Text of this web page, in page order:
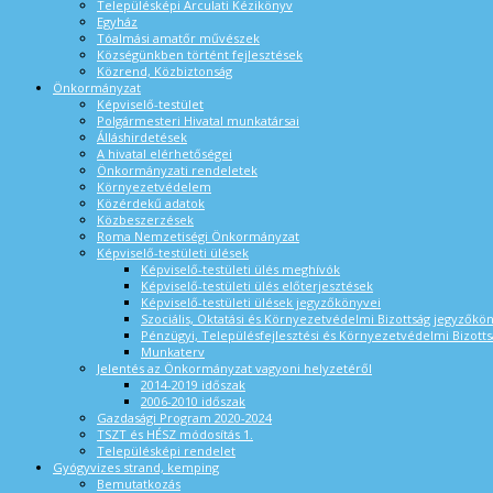
Településképi Arculati Kézikönyv
Egyház
Tóalmási amatőr művészek
Községünkben történt fejlesztések
Közrend, Közbiztonság
Önkormányzat
Képviselő-testület
Polgármesteri Hivatal munkatársai
Álláshirdetések
A hivatal elérhetőségei
Önkormányzati rendeletek
Környezetvédelem
Közérdekű adatok
Közbeszerzések
Roma Nemzetiségi Önkormányzat
Képviselő-testületi ülések
Képviselő-testületi ülés meghívók
Képviselő-testületi ülés előterjesztések
Képviselő-testületi ülések jegyzőkönyvei
Szociális, Oktatási és Környezetvédelmi Bizottság
Pénzügyi, Településfejlesztési és Környezetvédelmi
Munkaterv
Jelentés az Önkormányzat vagyoni helyzetéről
2014-2019 időszak
2006-2010 időszak
Gazdasági Program 2020-2024
TSZT és HÉSZ módosítás 1.
Településképi rendelet
Gyógyvizes strand, kemping
Bemutatkozás